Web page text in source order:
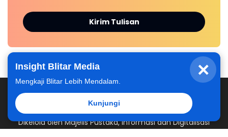
×
Insight Blitar Media
Mengkaji Blitar Lebih Mendalam.
Kunjungi
Kirim Tulisan
Dikelola oleh Majelis Pustaka, Informasi dan Digitalisasi